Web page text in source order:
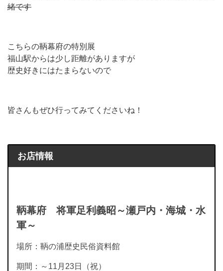
緒です
こちらの鞆幕府の特別展
福山駅からは少し距離がありますが
歴史好きにはたまらないので
皆さんもぜひ行ってみてくださいね！
お店情報
鞆幕府 将軍足利義昭～瀬戸内・海城・水
軍～
場所：鞆の浦歴史民俗資料館
期間：～11月23日（祝）